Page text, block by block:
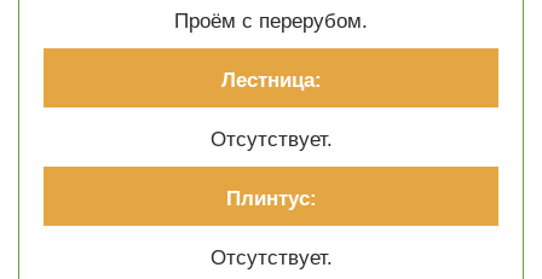
Проём с перерубом.
Лестница:
Отсутствует.
Плинтус:
Отсутствует.